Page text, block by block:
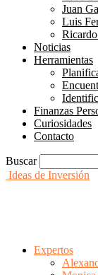
Juan
Luis
Noticias
Herramientas
Finanzas
Curiosidades
Contacto
Buscar
Ideas de Inversión
Expertos